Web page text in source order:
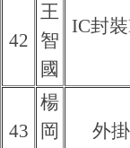
42
王
智
國
IC封
43
楊
岡
外